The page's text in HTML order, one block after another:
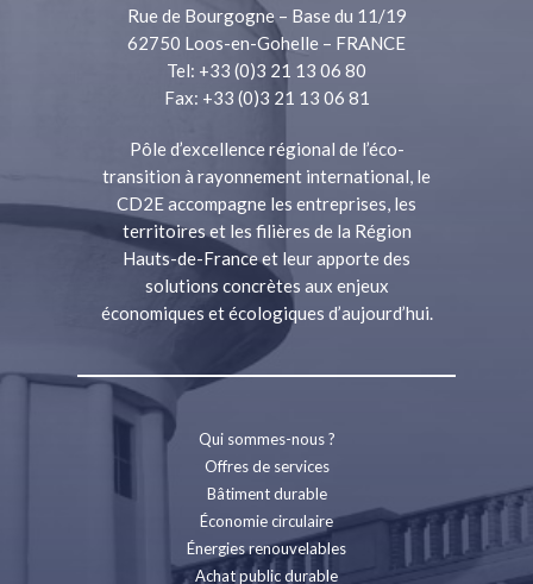
Rue de Bourgogne – Base du 11/19
62750 Loos-en-Gohelle – FRANCE
Tel: +33 (0)3 21 13 06 80
Fax: +33 (0)3 21 13 06 81
Pôle d’excellence régional de l’éco-
transition à rayonnement international, le
CD2E accompagne les entreprises, les
territoires et les filières de la Région
Hauts-de-France et leur apporte des
solutions concrètes aux enjeux
économiques et écologiques d’aujourd’hui.
Qui sommes-nous ?
Offres de services
Bâtiment durable
Économie circulaire
Énergies renouvelables
Achat public durable